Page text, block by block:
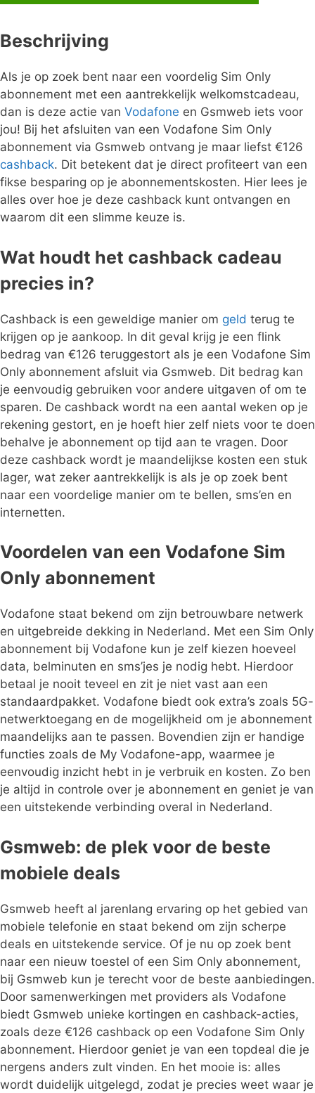
Beschrijving
Als je op zoek bent naar een voordelig Sim Only
abonnement met een aantrekkelijk welkomstcadeau,
dan is deze actie van Vodafone en Gsmweb iets voor
jou! Bij het afsluiten van een Vodafone Sim Only
abonnement via Gsmweb ontvang je maar liefst €126
cashback. Dit betekent dat je direct profiteert van een
fikse besparing op je abonnementskosten. Hier lees je
alles over hoe je deze cashback kunt ontvangen en
waarom dit een slimme keuze is.
Wat houdt het cashback cadeau
precies in?
Cashback is een geweldige manier om geld terug te
krijgen op je aankoop. In dit geval krijg je een flink
bedrag van €126 teruggestort als je een Vodafone Sim
Only abonnement afsluit via Gsmweb. Dit bedrag kan
je eenvoudig gebruiken voor andere uitgaven of om te
sparen. De cashback wordt na een aantal weken op je
rekening gestort, en je hoeft hier zelf niets voor te doen
behalve je abonnement op tijd aan te vragen. Door
deze cashback wordt je maandelijkse kosten een stuk
lager, wat zeker aantrekkelijk is als je op zoek bent
naar een voordelige manier om te bellen, sms’en en
internetten.
Voordelen van een Vodafone Sim
Only abonnement
Vodafone staat bekend om zijn betrouwbare netwerk
en uitgebreide dekking in Nederland. Met een Sim Only
abonnement bij Vodafone kun je zelf kiezen hoeveel
data, belminuten en sms’jes je nodig hebt. Hierdoor
betaal je nooit teveel en zit je niet vast aan een
standaardpakket. Vodafone biedt ook extra’s zoals 5G-
netwerktoegang en de mogelijkheid om je abonnement
maandelijks aan te passen. Bovendien zijn er handige
functies zoals de My Vodafone-app, waarmee je
eenvoudig inzicht hebt in je verbruik en kosten. Zo ben
je altijd in controle over je abonnement en geniet je van
een uitstekende verbinding overal in Nederland.
Gsmweb: de plek voor de beste
mobiele deals
Gsmweb heeft al jarenlang ervaring op het gebied van
mobiele telefonie en staat bekend om zijn scherpe
deals en uitstekende service. Of je nu op zoek bent
naar een nieuw toestel of een Sim Only abonnement,
bij Gsmweb kun je terecht voor de beste aanbiedingen.
Door samenwerkingen met providers als Vodafone
biedt Gsmweb unieke kortingen en cashback-acties,
zoals deze €126 cashback op een Vodafone Sim Only
abonnement. Hierdoor geniet je van een topdeal die je
nergens anders zult vinden. En het mooie is: alles
wordt duidelijk uitgelegd, zodat je precies weet waar je